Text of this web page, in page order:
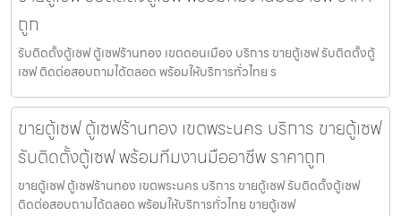
ถูก
รับติดตั้งตู้เซฟ ตู้เซฟร้านทอง เขตดอนเมือง บริการ ขายตู้เซฟ รับติดตั้งตู้
เซฟ ติดต่อสอบถามได้ตลอด พร้อมให้บริการทั่วไทย ร
ขายตู้เซฟ ตู้เซฟร้านทอง เขตพระนคร บริการ ขายตู้เซฟ
รับติดตั้งตู้เซฟ พร้อมทีมงานมืออาชีพ ราคาถูก
ขายตู้เซฟ ตู้เซฟร้านทอง เขตพระนคร บริการ ขายตู้เซฟ รับติดตั้งตู้เซฟ
ติดต่อสอบถามได้ตลอด พร้อมให้บริการทั่วไทย ขายตู้เซฟ